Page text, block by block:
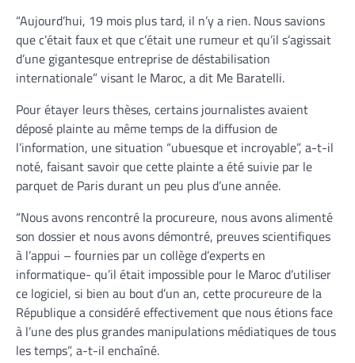
“Aujourd’hui, 19 mois plus tard, il n’y a rien. Nous savions
que c’était faux et que c’était une rumeur et qu’il s’agissait
d’une gigantesque entreprise de déstabilisation
internationale” visant le Maroc, a dit Me Baratelli.
Pour étayer leurs thèses, certains journalistes avaient
déposé plainte au même temps de la diffusion de
l’information, une situation “ubuesque et incroyable”, a-t-il
noté, faisant savoir que cette plainte a été suivie par le
parquet de Paris durant un peu plus d’une année.
“Nous avons rencontré la procureure, nous avons alimenté
son dossier et nous avons démontré, preuves scientifiques
à l’appui – fournies par un collège d’experts en
informatique- qu’il était impossible pour le Maroc d’utiliser
ce logiciel, si bien au bout d’un an, cette procureure de la
République a considéré effectivement que nous étions face
à l’une des plus grandes manipulations médiatiques de tous
les temps”, a-t-il enchaîné.